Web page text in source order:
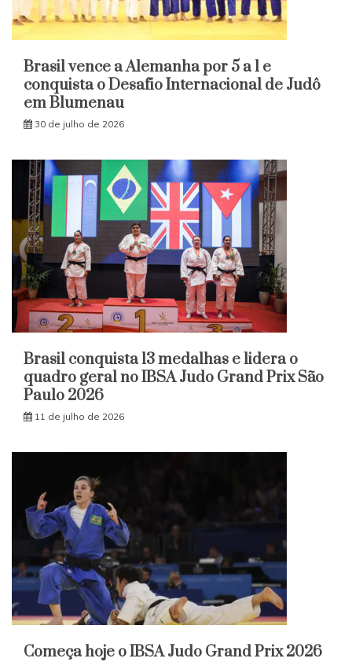
Brasil vence a Alemanha por 5 a 1 e
conquista o Desafio Internacional de Judô
em Blumenau
30 de julho de 2026
Brasil conquista 13 medalhas e lidera o
quadro geral no IBSA Judo Grand Prix São
Paulo 2026
11 de julho de 2026
Começa hoje o IBSA Judo Grand Prix 2026